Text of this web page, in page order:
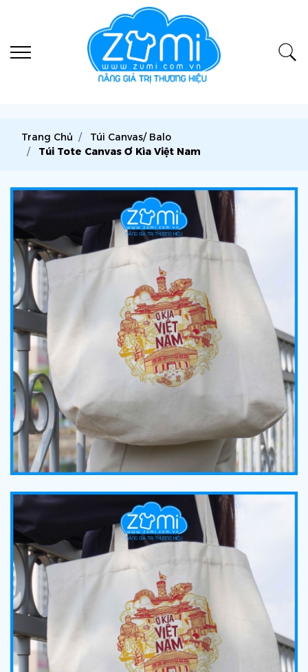
Trang Chủ
Túi Canvas/ Balo
Túi Tote Canvas Ơ Kìa Việt Nam